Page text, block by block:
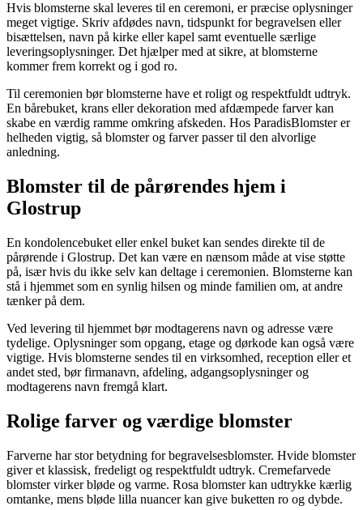
Hvis blomsterne skal leveres til en ceremoni, er præcise oplysninger
meget vigtige. Skriv afdødes navn, tidspunkt for begravelsen eller
bisættelsen, navn på kirke eller kapel samt eventuelle særlige
leveringsoplysninger. Det hjælper med at sikre, at blomsterne
kommer frem korrekt og i god ro.
Til ceremonien bør blomsterne have et roligt og respektfuldt udtryk.
En bårebuket, krans eller dekoration med afdæmpede farver kan
skabe en værdig ramme omkring afskeden. Hos ParadisBlomster er
helheden vigtig, så blomster og farver passer til den alvorlige
anledning.
Blomster til de pårørendes hjem i
Glostrup
En kondolencebuket eller enkel buket kan sendes direkte til de
pårørende i Glostrup. Det kan være en nænsom måde at vise støtte
på, især hvis du ikke selv kan deltage i ceremonien. Blomsterne kan
stå i hjemmet som en synlig hilsen og minde familien om, at andre
tænker på dem.
Ved levering til hjemmet bør modtagerens navn og adresse være
tydelige. Oplysninger som opgang, etage og dørkode kan også være
vigtige. Hvis blomsterne sendes til en virksomhed, reception eller et
andet sted, bør firmanavn, afdeling, adgangsoplysninger og
modtagerens navn fremgå klart.
Rolige farver og værdige blomster
Farverne har stor betydning for begravelsesblomster. Hvide blomster
giver et klassisk, fredeligt og respektfuldt udtryk. Cremefarvede
blomster virker bløde og varme. Rosa blomster kan udtrykke kærlig
omtanke, mens bløde lilla nuancer kan give buketten ro og dybde.